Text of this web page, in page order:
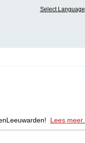
Select Language
Lees meer..